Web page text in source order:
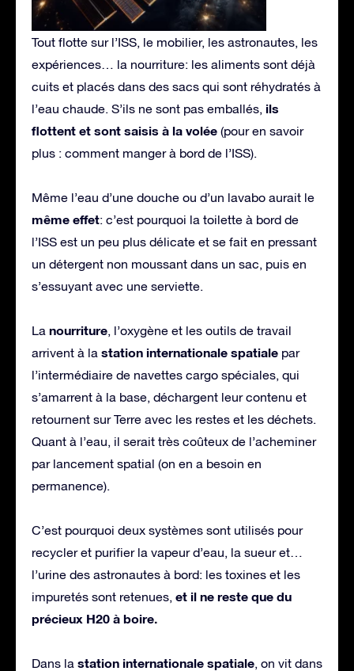
Tout flotte sur l’ISS, le mobilier, les astronautes, les
expériences… la nourriture: les aliments sont déjà
cuits et placés dans des sacs qui sont réhydratés à
l’eau chaude. S’ils ne sont pas emballés, ils
flottent et sont saisis à la volée (pour en savoir
plus : comment manger à bord de l’ISS).
Même l’eau d’une douche ou d’un lavabo aurait le
même effet: c’est pourquoi la toilette à bord de
l’ISS est un peu plus délicate et se fait en pressant
un détergent non moussant dans un sac, puis en
s’essuyant avec une serviette.
La nourriture, l’oxygène et les outils de travail
arrivent à la station internationale spatiale par
l’intermédiaire de navettes cargo spéciales, qui
s’amarrent à la base, déchargent leur contenu et
retournent sur Terre avec les restes et les déchets.
Quant à l’eau, il serait très coûteux de l’acheminer
par lancement spatial (on en a besoin en
permanence).
C’est pourquoi deux systèmes sont utilisés pour
recycler et purifier la vapeur d’eau, la sueur et…
l’urine des astronautes à bord: les toxines et les
impuretés sont retenues, et il ne reste que du
précieux H20 à boire.
Dans la station internationale spatiale, on vit dans